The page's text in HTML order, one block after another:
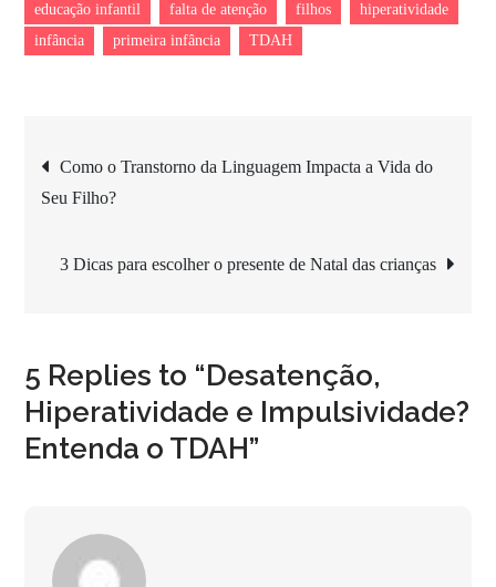
educação infantil
falta de atenção filhos
hiperatividade
infância
primeira infância TDAH
Navegação
Como o Transtorno da Linguagem Impacta a Vida do
Seu Filho?
3 Dicas para escolher o presente de Natal das crianças
5 Replies to “Desatenção,
Hiperatividade e Impulsividade?
Entenda o TDAH”